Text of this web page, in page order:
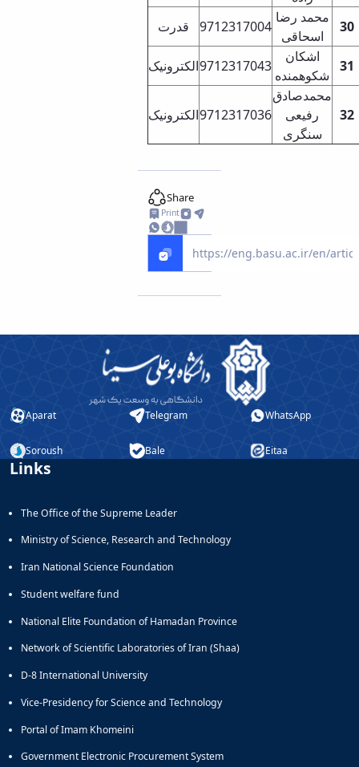
قدرت 9712317004
محمد رضا
اسحاقی
30
الکترونیک9712317043
اشکان
شکوهمنده
31
الکترونیک9712317036
محمدصادق
رفیعی
سنگری
32
Share
Print
Aparat Telegram WhatsApp
Soroush Bale Eitaa
Links
The Office of the Supreme Leader
Ministry of Science, Research and Technology
Iran National Science Foundation
Student welfare fund
National Elite Foundation of Hamadan Province
Network of Scientific Laboratories of Iran (Shaa)
D-8 International University
Vice-Presidency for Science and Technology
Portal of Imam Khomeini
Government Electronic Procurement System